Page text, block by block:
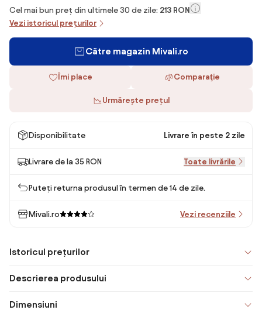
Cel mai bun preț din ultimele 30 de zile: 213 RON
Vezi istoricul prețurilor
Către magazin Mivali.ro
Îmi place Comparaţie
Urmărește prețul
Disponibilitate Livrare în peste 2 zile
Livrare de la 35 RON Toate livrările
Puteți returna produsul în termen de 14 de zile.
Mivali.ro Vezi recenziile
Istoricul prețurilor
Descrierea produsului
Dimensiuni